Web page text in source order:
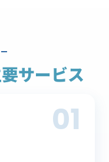
サービス
01